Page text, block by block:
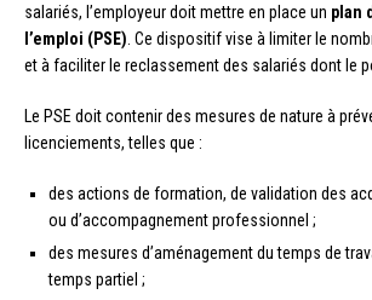
salariés, l’employeur doit mettre en place un plan
l’emploi (PSE) . Ce dispositif vise à limiter le
et à faciliter le reclassement des salariés dont le
Le PSE doit contenir des mesures de nature à
licenciements, telles que :
des actions de formation, de validation des
ou d’accompagnement professionnel ;
des mesures d’aménagement du temps de
temps partiel ;